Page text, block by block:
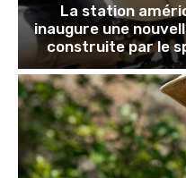
La station
inaugure une
construite par le